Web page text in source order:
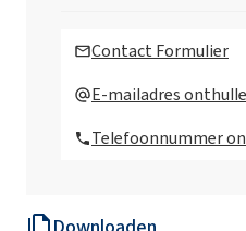
Contact Formulier
E-mailadres
Telefoonnummer